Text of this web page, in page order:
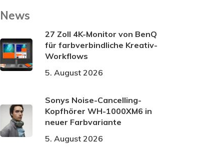
News
27 Zoll 4K-Monitor von BenQ
für farbverbindliche Kreativ-
Workflows
5. August 2026
Sonys Noise-Cancelling-
Kopfhörer WH-1000XM6 in
neuer Farbvariante
5. August 2026